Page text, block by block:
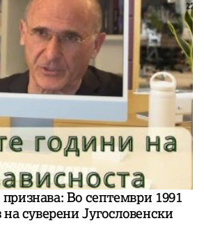
Во септември 1991
на суверени Југословенски